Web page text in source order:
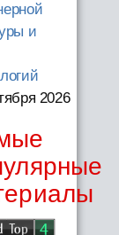
и
2026